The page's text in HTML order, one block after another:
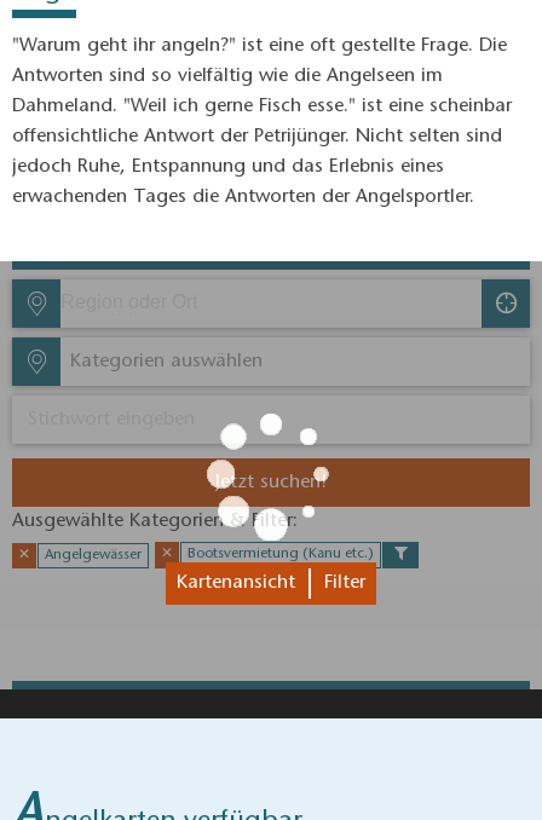
"Warum geht ihr angeln?" ist eine oft gestellte Frage. Die
Antworten sind so vielfältig wie die Angelseen im
Dahmeland. "Weil ich gerne Fisch esse." ist eine scheinbar
offensichtliche Antwort der Petrijünger. Nicht selten sind
jedoch Ruhe, Entspannung und das Erlebnis eines
erwachenden Tages die Antworten der Angelsportler.
Kategorien auswählen
Jetzt suchen!
Ausgewählte Kategorien & Filter:​
✕ Angelgewässer ✕ Bootsvermietung (Kanu etc.)